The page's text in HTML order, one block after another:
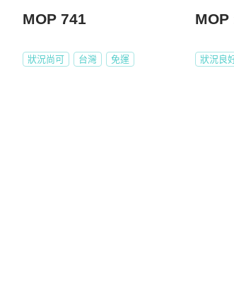
MOP 741
狀況尚可 台灣 免運
MOP
狀況良